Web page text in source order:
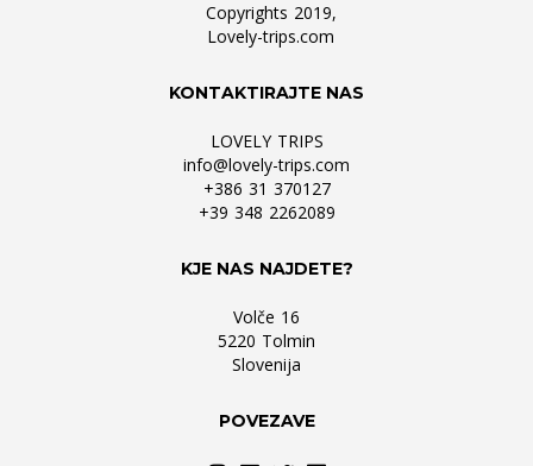
Copyrights 2019,
Lovely-trips.com
KONTAKTIRAJTE NAS
LOVELY TRIPS
info@lovely-trips.com
+386 31 370127
+39 348 2262089
KJE NAS NAJDETE?
Volče 16
5220 Tolmin
Slovenija
POVEZAVE